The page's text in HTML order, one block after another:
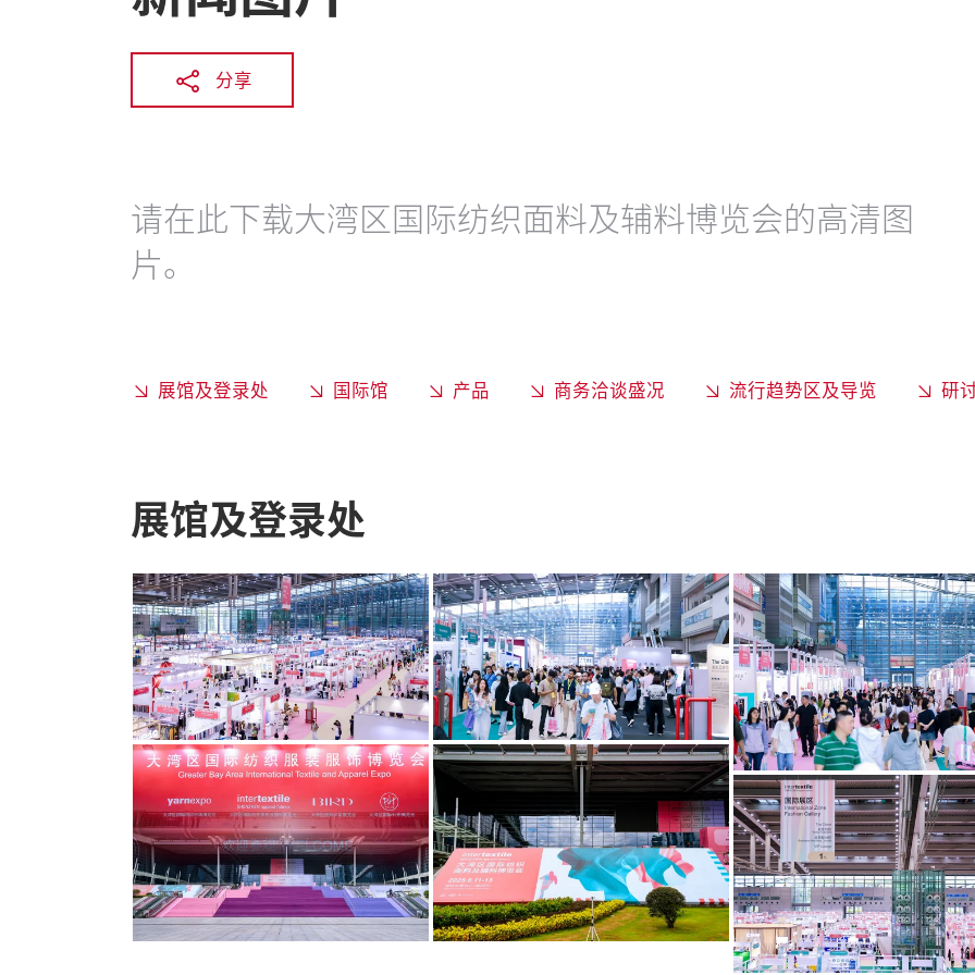
分享
请在此下载大湾区国际纺织面料及辅料博览会的高清图
片。
展馆及登录处 国际馆 产品 商务洽谈盛况 流行趋势区及导览 研
展馆及登录处